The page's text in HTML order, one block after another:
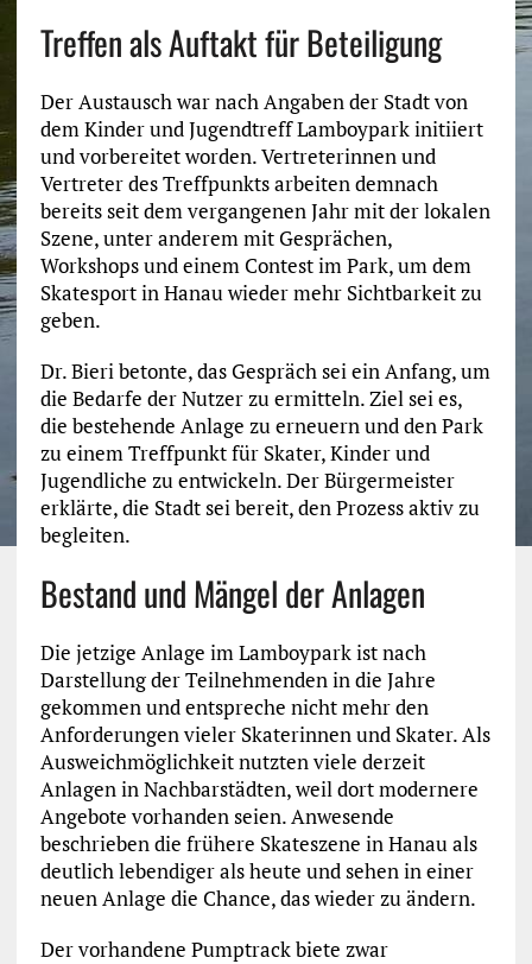
Treffen als Auftakt für Beteiligung
Der Austausch war nach Angaben der Stadt von
dem Kinder und Jugendtreff Lamboypark initiiert
und vorbereitet worden. Vertreterinnen und
Vertreter des Treffpunkts arbeiten demnach
bereits seit dem vergangenen Jahr mit der lokalen
Szene, unter anderem mit Gesprächen,
Workshops und einem Contest im Park, um dem
Skatesport in Hanau wieder mehr Sichtbarkeit zu
geben.
Dr. Bieri betonte, das Gespräch sei ein Anfang, um
die Bedarfe der Nutzer zu ermitteln. Ziel sei es,
die bestehende Anlage zu erneuern und den Park
zu einem Treffpunkt für Skater, Kinder und
Jugendliche zu entwickeln. Der Bürgermeister
erklärte, die Stadt sei bereit, den Prozess aktiv zu
begleiten.
Bestand und Mängel der Anlagen
Die jetzige Anlage im Lamboypark ist nach
Darstellung der Teilnehmenden in die Jahre
gekommen und entspreche nicht mehr den
Anforderungen vieler Skaterinnen und Skater. Als
Ausweichmöglichkeit nutzten viele derzeit
Anlagen in Nachbarstädten, weil dort modernere
Angebote vorhanden seien. Anwesende
beschrieben die frühere Skateszene in Hanau als
deutlich lebendiger als heute und sehen in einer
neuen Anlage die Chance, das wieder zu ändern.
Der vorhandene Pumptrack biete zwar